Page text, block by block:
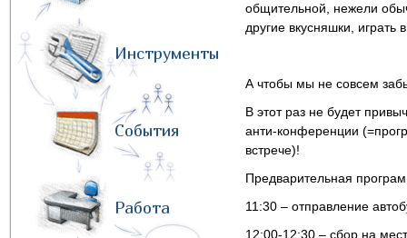
Инструменты
События
Работа
общительной, нежели
другие вкусняшки, играть
А чтобы мы не совсем
В этот раз не будет
анти-конференции
встрече)!
Предварительная
11:30 – отправление
12:00-12:30 – сбор на